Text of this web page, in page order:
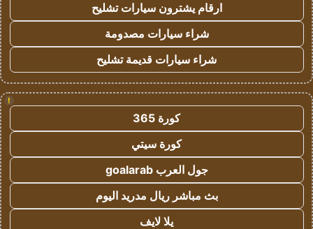
ارقام يشترون سيارات تشليح
شراء سيارات مصدومة
شراء سيارات قديمة تشليح
!
كورة 365
كورة سيتي
جول العرب goalarab
بث مباشر ريال مدريد اليوم
يلا لايف